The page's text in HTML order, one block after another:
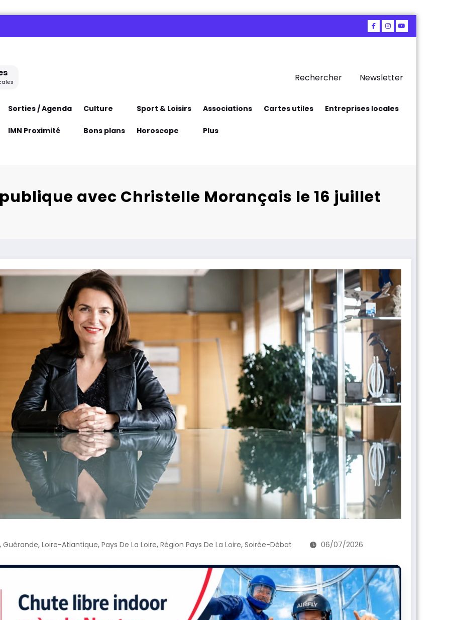
Rechercher Newsletter
Sorties / Agenda Culture Sport & Loisirs Associations Cartes utiles Entreprises locales
IMN Proximité Bons plans Horoscope Plus
avec Christelle Morançais le 16 juillet
, Guérande, Loire-Atlantique, Pays De La Loire, Région Pays De La Loire, Soirée-Débat 06/07/2026